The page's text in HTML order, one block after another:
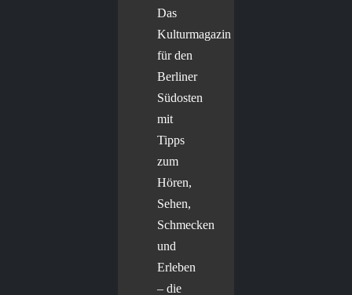
Das
Kulturmagazin
für den
Berliner
Südosten
mit
Tipps
zum
Hören,
Sehen,
Schmecken
und
Erleben
– die